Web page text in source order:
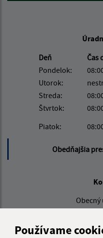
Používame
Deň
Čas
Pondelok:
Utorok:
Streda:
Štvrtok:
Piatok:
Obedňajšia
Obecný
044